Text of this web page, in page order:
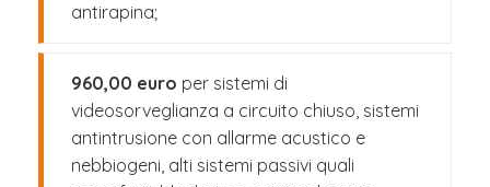
antirapina;
960,00 euro per sistemi di
videosorveglianza a circuito chiuso, sistemi
antintrusione con allarme acustico e
nebbiogeni, alti sistemi passivi quali